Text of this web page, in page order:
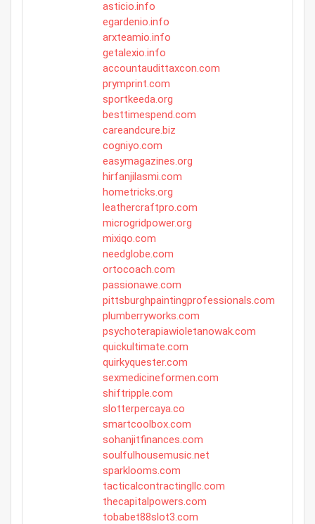
asticio.info
egardenio.info
arxteamio.info
getalexio.info
accountaudittaxcon.com
prymprint.com
sportkeeda.org
besttimespend.com
careandcure.biz
cogniyo.com
easymagazines.org
hirfanjilasmi.com
hometricks.org
leathercraftpro.com
microgridpower.org
mixiqo.com
needglobe.com
ortocoach.com
passionawe.com
pittsburghpaintingprofessionals.com
plumberryworks.com
psychoterapiawioletanowak.com
quickultimate.com
quirkyquester.com
sexmedicineformen.com
shiftripple.com
slotterpercaya.co
smartcoolbox.com
sohanjitfinances.com
soulfulhousemusic.net
sparklooms.com
tacticalcontractingllc.com
thecapitalpowers.com
tobabet88slot3.com